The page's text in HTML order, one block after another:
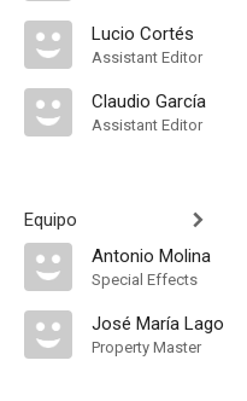
Lucio Cortés
Assistant Editor
Claudio García
Assistant Editor
Equipo
Antonio Molina
Special Effects
José María Lago
Property Master